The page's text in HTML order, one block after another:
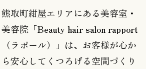
熊取町紺屋エリアにある美容室・
美容院「Beauty hair salon rapport
（ラポール）」は、お客様が心か
ら安心してくつろげる空間づくり